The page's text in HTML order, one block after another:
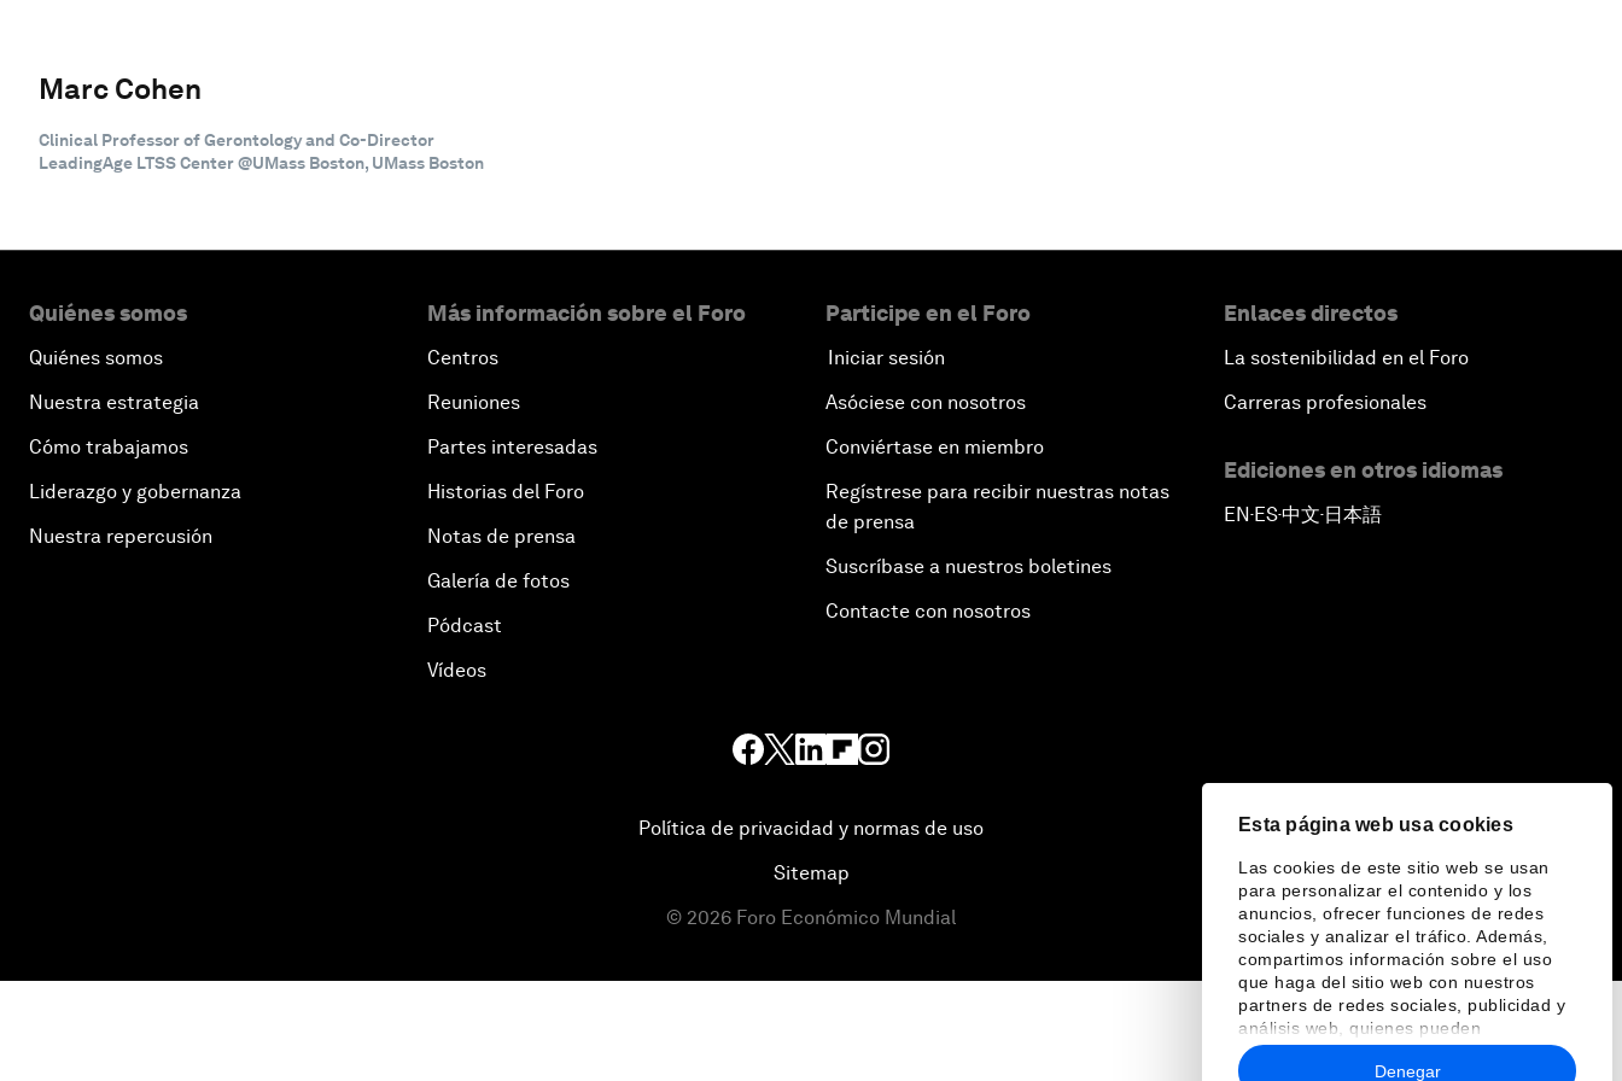
Esta página web usa cookies
Las cookies de este sitio web se usan
para personalizar el contenido y los
anuncios, ofrecer funciones de redes
sociales y analizar el tráfico. Además,
compartimos información sobre el uso
que haga del sitio web con nuestros
partners de redes sociales, publicidad y
análisis web, quienes pueden
combinarla con otra información que les
haya proporcionado o que hayan
Denegar
Marc Cohen
Clinical Professor of Gerontology and Co-Director
LeadingAge LTSS Center @UMass Boston, UMass Boston
Quiénes somos
Quiénes somos
Nuestra estrategia
Cómo trabajamos
Liderazgo y gobernanza
Nuestra repercusión
Más información sobre el Foro
Centros
Reuniones
Partes interesadas
Historias del Foro
Notas de prensa
Galería de fotos
Pódcast
Vídeos
Participe en el Foro
Iniciar sesión
Asóciese con nosotros
Conviértase en miembro
Regístrese para recibir nuestras notas
de prensa
Suscríbase a nuestros boletines
Contacte con nosotros
Enlaces directos
La sostenibilidad en el Foro
Carreras profesionales
Ediciones en otros idiomas
EN▪ES▪中文▪ 日本語
Política de privacidad y normas de uso
Sitemap
© 2026 Foro Económico Mundial